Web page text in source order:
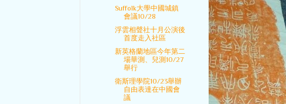
Suffolk大學中國城鎮
會議10/28
浮雲相聲社十月公演後
首度走入社區
新英格蘭地區今年第二
場華測、兒測10/27
舉行
衛斯理學院10/23舉辦
自由表達在中國會
議